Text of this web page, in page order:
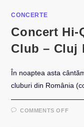
CONCERTE
Concert Hi-
Club – Cluj
În noaptea asta
cluburi din România
COMMENTS OFFON